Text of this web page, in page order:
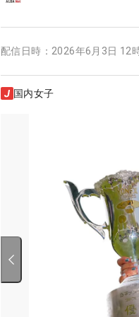
配信日時： 2026年6月3日 12
国内女子